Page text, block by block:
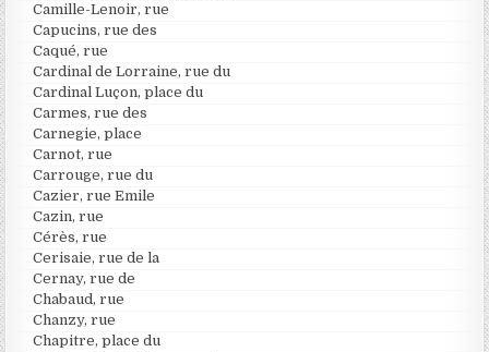
Camille-Lenoir, rue
Capucins, rue des
Caqué, rue
Cardinal de Lorraine, rue du
Cardinal Luçon, place du
Carmes, rue des
Carnegie, place
Carnot, rue
Carrouge, rue du
Cazier, rue Emile
Cazin, rue
Cérès, rue
Cerisaie, rue de la
Cernay, rue de
Chabaud, rue
Chanzy, rue
Chapitre, place du